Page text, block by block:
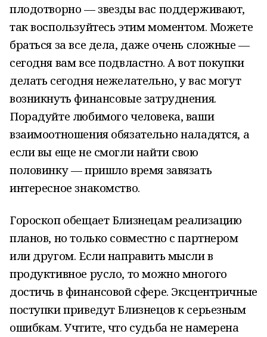
плодотворно — звезды вас поддерживают,
так воспользуйтесь этим моментом. Можете
браться за все дела, даже очень сложные —
сегодня вам все подвластно. А вот покупки
делать сегодня нежелательно, у вас могут
возникнуть финансовые затруднения.
Порадуйте любимого человека, ваши
взаимоотношения обязательно наладятся, а
если вы еще не смогли найти свою
половинку — пришло время завязать
интересное знакомство.
Гороскоп обещает Близнецам реализацию
планов, но только совместно с партнером
или другом. Если направить мысли в
продуктивное русло, то можно многого
достичь в финансовой сфере. Эксцентричные
поступки приведут Близнецов к серьезным
ошибкам. Учтите, что судьба не намерена